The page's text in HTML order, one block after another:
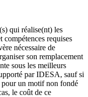
qui réalise(nt) les
compétences requises
nécessaire de
son remplacement
sous les meilleurs
par IDESA, sauf si
pour un motif non fondé
le coût de ce